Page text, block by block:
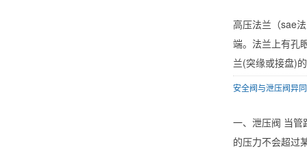
高压法兰（sae
端。法兰上有孔
兰(突缘或接盘)
安全阀与泄压阀异
一、泄压阀 当管
的压力不会超过